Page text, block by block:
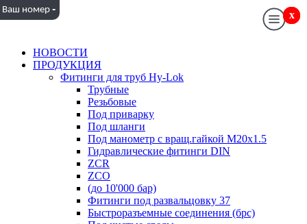
НОВОСТИ
ПРОДУКЦИЯ
Фитинги для труб Hy-Lok
Трубные
Резьбовые
Под приварку
Под шланги
Под манометр с вращ.гайкой M20x1.5
Гидравлические фитинги DIN
ZCR
ZCO
(до 10'000 бар)
Фитинги под развальцовку 37
Быстроразъемные соединения (брс)
x
Ваш номер - x